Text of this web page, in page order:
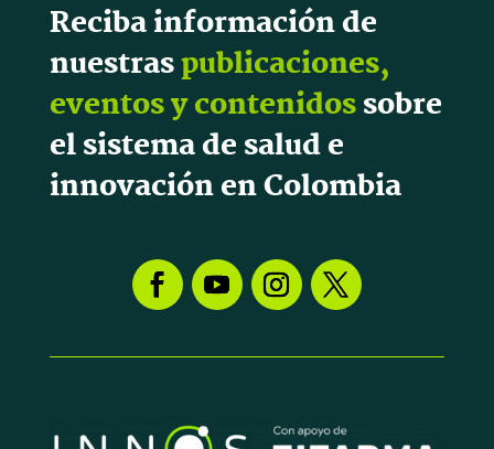
Reciba información de
nuestraspublicaciones,
eventos y contenidossobre
el sistema de salud e
innovación en Colombia